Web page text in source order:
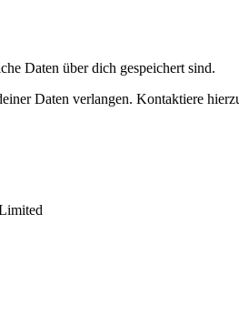
Daten über dich gespeichert sind.
Daten verlangen. Kontaktiere